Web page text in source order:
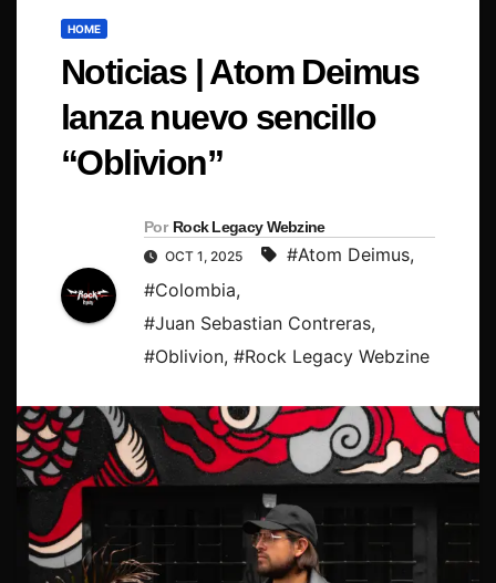
HOME
Noticias | Atom Deimus
lanza nuevo sencillo
“Oblivion”
Por Rock Legacy Webzine
OCT 1, 2025 #Atom Deimus,
#Colombia,
#Juan Sebastian Contreras,
#Oblivion, #Rock Legacy Webzine